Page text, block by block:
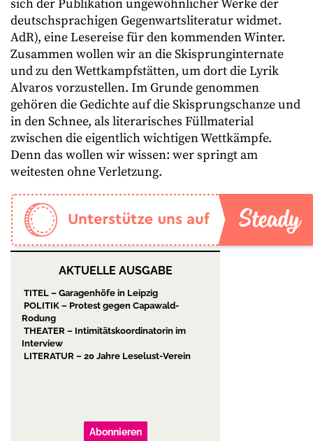
sich der Publikation ungewöhnlicher Werke der
deutschsprachigen Gegenwartsliteratur widmet.
AdR), eine Lesereise für den kommenden Winter.
Zusammen wollen wir an die Skisprunginternate
und zu den Wettkampfstätten, um dort die Lyrik
Alvaros vorzustellen. Im Grunde genommen
gehören die Gedichte auf die Skisprungschanze und
in den Schnee, als literarisches Füllmaterial
zwischen die eigentlich wichtigen Wettkämpfe.
Denn das wollen wir wissen: wer springt am
weitesten ohne Verletzung.
AKTUELLE AUSGABE
TITEL – Garagenhöfe in Leipzig
POLITIK – Protest gegen Capawald-
Rodung
THEATER – Intimitätskoordinatorin im
Interview
LITERATUR – 20 Jahre Leselust-Verein
Abonnieren